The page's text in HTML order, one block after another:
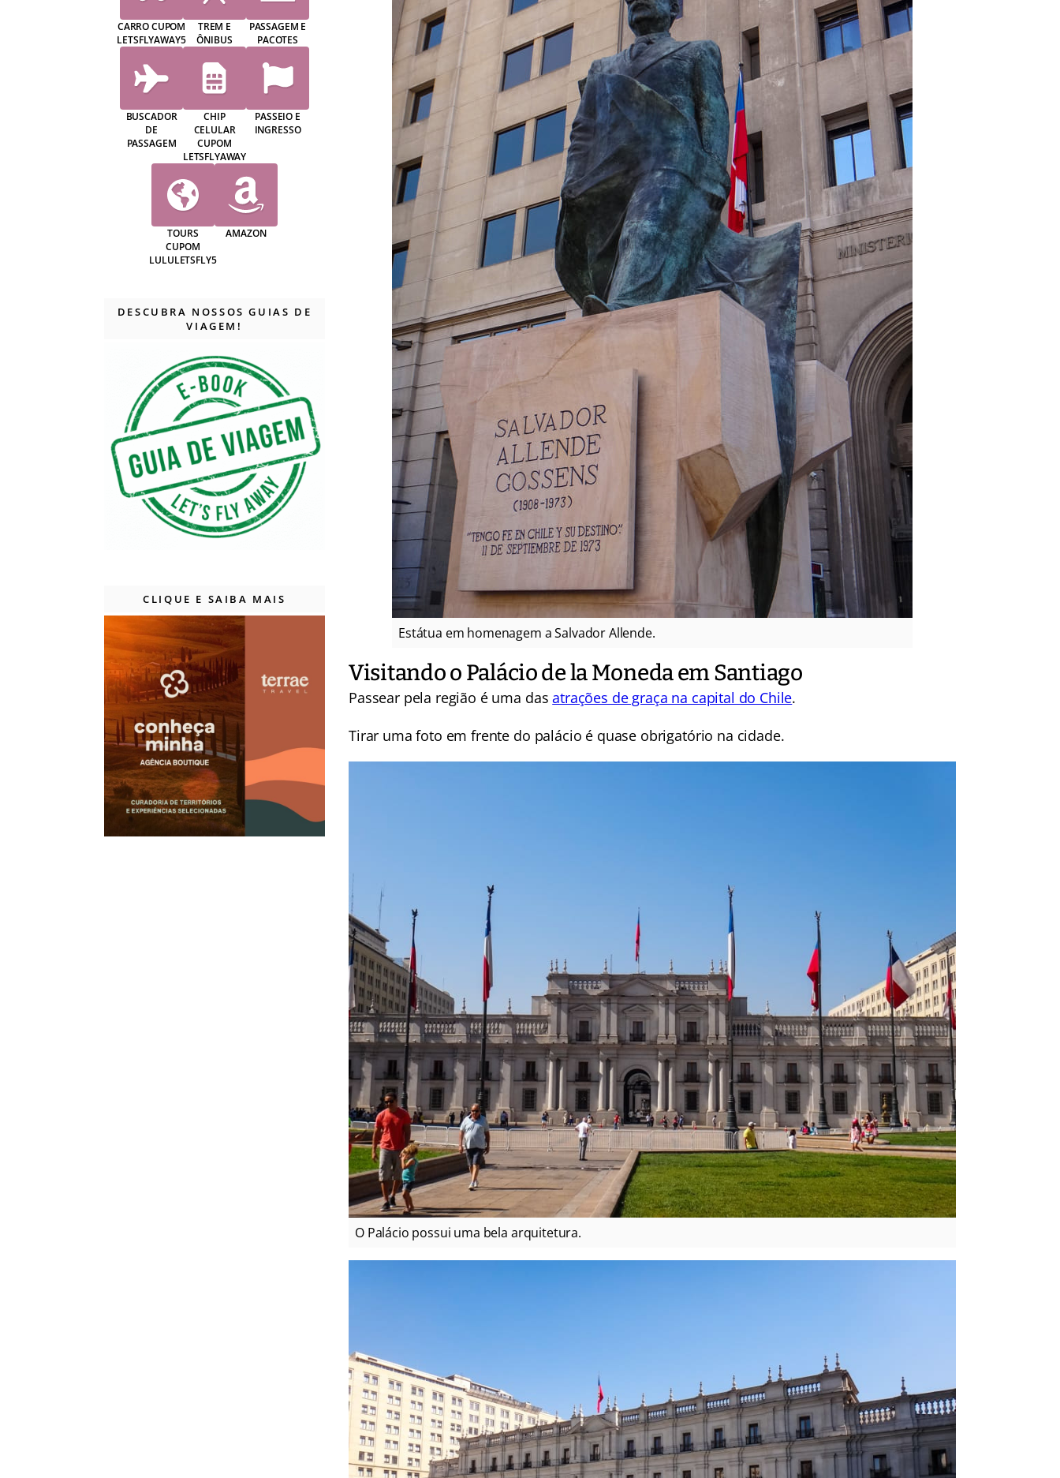
Estátua em homenagem a Salvador Allende.
Visitando o Palácio de la Moneda em Santiago
Passear pela região é uma dasatrações de graça na capital do Chile.
Tirar uma foto em frente do palácio é quase obrigatório na cidade.
O Palácio possui uma bela arquitetura.
CARRO CUPOM
LETSFLYAWAY5
TREM E
ÔNIBUS
PASSAGEM E
PACOTES
BUSCADOR
DE
PASSAGEM
CHIP
CELULAR
CUPOM
LETSFLYAWAY
PASSEIO E
INGRESSO
TOURS
CUPOM
LULULETSFLY5
AMAZON
DESCUBRA NOSSOS GUIAS DE
VIAGEM!
CLIQUE E SAIBA MAIS